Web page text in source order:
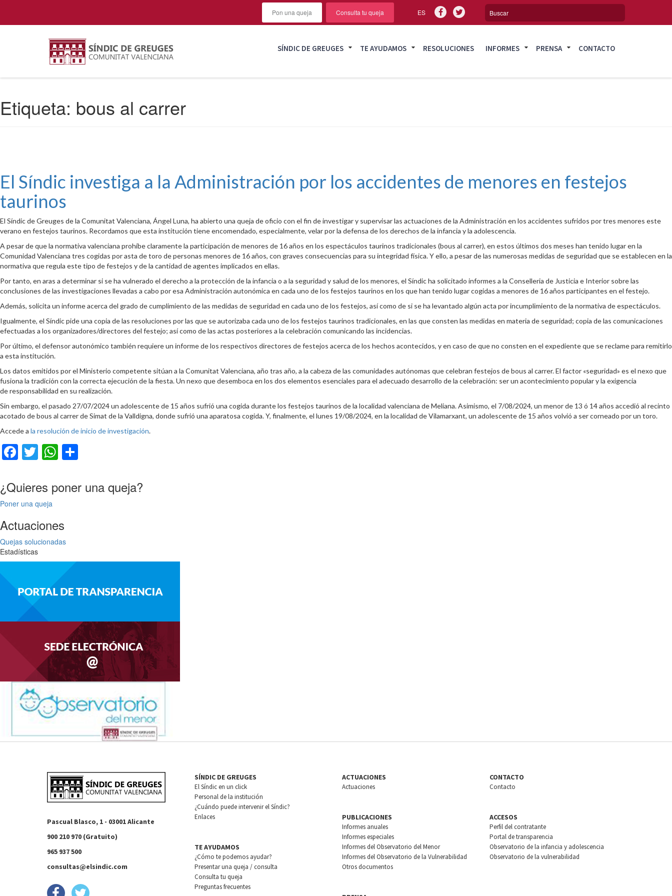
ES
Pon una queja Consulta tu queja
SÍNDIC DE GREUGES TE AYUDAMOS RESOLUCIONES INFORMES PRENSA CONTACTO
Etiqueta: bous al carrer
El Síndic investiga a la Administración por los accidentes de menores en festejos
taurinos
El Síndic de Greuges de la Comunitat Valenciana, Ángel Luna, ha abierto una queja de oficio con el fin de investigar y supervisar las actuaciones de la Administración en los accidentes sufridos por tres menores este
verano en festejos taurinos. Recordamos que esta institución tiene encomendado, especialmente, velar por la defensa de los derechos de la infancia y la adolescencia.
A pesar de que la normativa valenciana prohíbe claramente la participación de menores de 16 años en los espectáculos taurinos tradicionales (bous al carrer), en estos últimos dos meses han tenido lugar en la
Comunidad Valenciana tres cogidas por asta de toro de personas menores de 16 años, con graves consecuencias para su integridad física. Y ello, a pesar de las numerosas medidas de seguridad que se establecen en la
normativa que regula este tipo de festejos y de la cantidad de agentes implicados en ellas.
Por tanto, en aras a determinar si se ha vulnerado el derecho a la protección de la infancia o a la seguridad y salud de los menores, el Síndic ha solicitado informes a la Conselleria de Justicia e Interior sobre las
conclusiones de las investigaciones llevadas a cabo por esa Administración autonómica en cada uno de los festejos taurinos en los que han tenido lugar cogidas a menores de 16 años participantes en el festejo.
Además, solicita un informe acerca del grado de cumplimiento de las medidas de seguridad en cada uno de los festejos, así como de si se ha levantado algún acta por incumplimiento de la normativa de espectáculos.
Igualmente, el Síndic pide una copia de las resoluciones por las que se autorizaba cada uno de los festejos taurinos tradicionales, en las que consten las medidas en materia de seguridad; copia de las comunicaciones
efectuadas a los organizadores/directores del festejo; así como de las actas posteriores a la celebración comunicando las incidencias.
Por último, el defensor autonómico también requiere un informe de los respectivos directores de festejos acerca de los hechos acontecidos, y en caso de que no consten en el expediente que se reclame para remitirlo
a esta institución.
Los datos emitidos por el Ministerio competente sitúan a la Comunitat Valenciana, año tras año, a la cabeza de las comunidades autónomas que celebran festejos de bous al carrer. El factor «seguridad» es el nexo que
fusiona la tradición con la correcta ejecución de la fiesta. Un nexo que desemboca en los dos elementos esenciales para el adecuado desarrollo de la celebración: ser un acontecimiento popular y la exigencia
de responsabilidad en su realización.
Sin embargo, el pasado 27/07/2024 un adolescente de 15 años sufrió una cogida durante los festejos taurinos de la localidad valenciana de Meliana. Asimismo, el 7/08/2024, un menor de 13 ó 14 años accedió al recinto
acotado de bous al carrer de Simat de la Valldigna, donde sufrió una aparatosa cogida. Y, finalmente, el lunes 19/08/2024, en la localidad de Vilamarxant, un adolescente de 15 años volvió a ser corneado por un toro.
Accede a la resolución de inicio de investigación.
Facebook
TwitterWhatsApp
¿Quieres poner una queja?
Poner una queja
Actuaciones
Quejas solucionadas
Estadísticas
Pascual Blasco, 1 - 03001 Alicante
900 210 970 (Gratuito)
965 937 500
consultas@elsindic.com
SÍNDIC DE GREUGES
El Síndic en un click
Personal de la institución
¿Cuándo puede intervenir el Síndic?
Enlaces
TE AYUDAMOS
¿Cómo te podemos ayudar?
Presentar una queja / consulta
Consulta tu queja
Preguntas frecuentes
ACTUACIONES
Actuaciones
PUBLICACIONES
Informes anuales
Informes especiales
Informes del Observatorio del Menor
Informes del Observatorio de la Vulnerabilidad
Otros documentos
CONTACTO
Contacto
ACCESOS
Perfil del contratante
Portal de transparencia
Observatorio de la infancia y adolescencia
Observatorio de la vulnerabilidad